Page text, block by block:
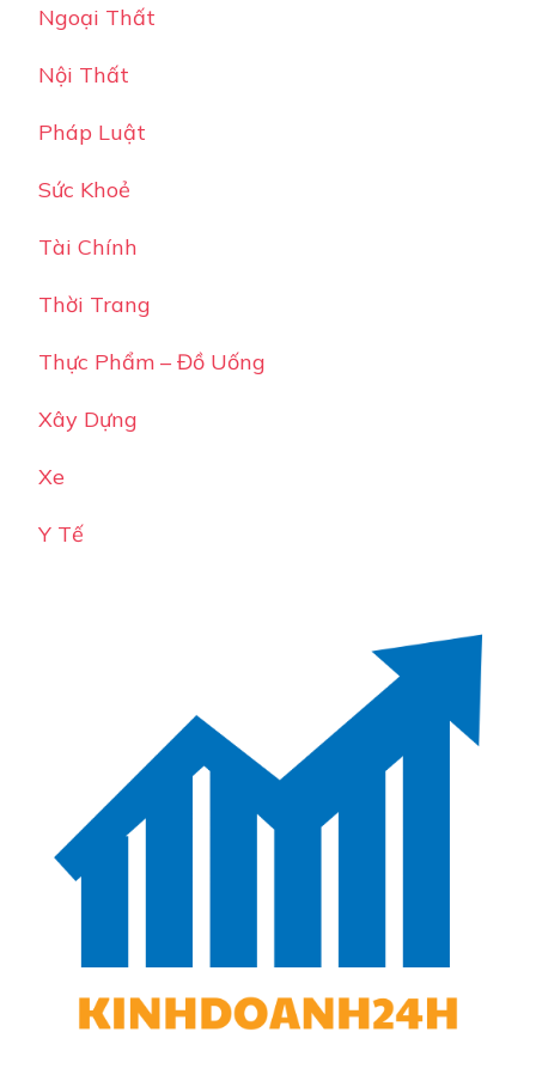
Ngoại Thất
Nội Thất
Pháp Luật
Sức Khoẻ
Tài Chính
Thời Trang
Thực Phẩm – Đồ Uống
Xây Dựng
Xe
Y Tế